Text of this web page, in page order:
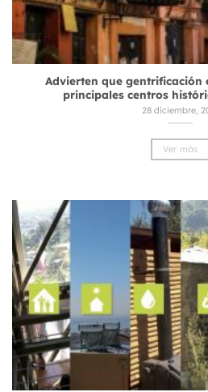
Advierten que gentrificación
principales centros
28 diciembre,
Ver más